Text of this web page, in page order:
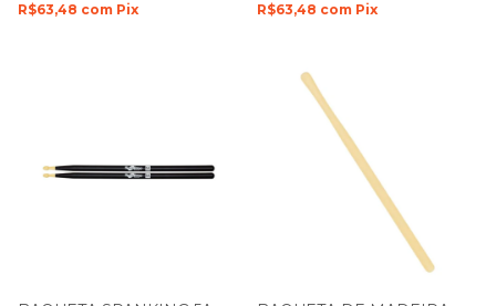
R$63,48 com Pix R$63,48 com Pix